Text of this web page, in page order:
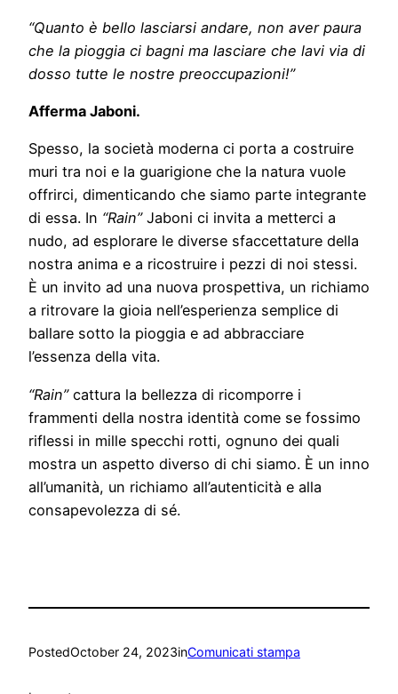
“Quanto è bello lasciarsi andare, non aver paura
che la pioggia ci bagni ma lasciare che lavi via di
dosso tutte le nostre preoccupazioni!”
Afferma Jaboni.
Spesso, la società moderna ci porta a costruire
muri tra noi e la guarigione che la natura vuole
offrirci, dimenticando che siamo parte integrante
di essa. In “Rain”Jaboni ci invita a metterci a
nudo, ad esplorare le diverse sfaccettature della
nostra anima e a ricostruire i pezzi di noi stessi.
È un invito ad una nuova prospettiva, un richiamo
a ritrovare la gioia nell’esperienza semplice di
ballare sotto la pioggia e ad abbracciare
l’essenza della vita.
“Rain”cattura la bellezza di ricomporre i
frammenti della nostra identità come se fossimo
riflessi in mille specchi rotti, ognuno dei quali
mostra un aspetto diverso di chi siamo. È un inno
all’umanità, un richiamo all’autenticità e alla
consapevolezza di sé.
PostedOctober 24, 2023inComunicati stampa